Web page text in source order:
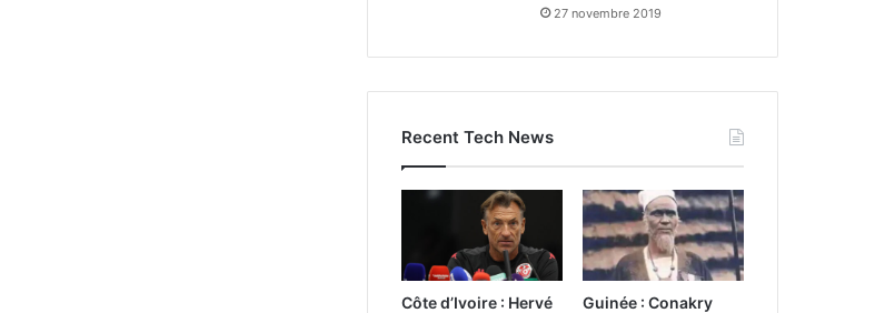
27 novembre 2019
Recent Tech News
Côte d’Ivoire : Hervé
Guinée : Conakry